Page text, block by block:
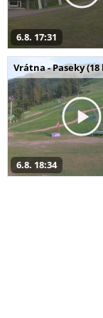
6.8. 17:31
Vrátna - Paseky (18
6.8. 18:34